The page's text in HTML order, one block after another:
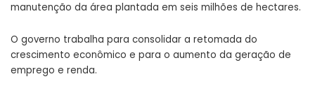
manutenção da área plantada em seis milhões de hectares.
O governo trabalha para consolidar a retomada do
crescimento econômico e para o aumento da geração de
emprego e renda.